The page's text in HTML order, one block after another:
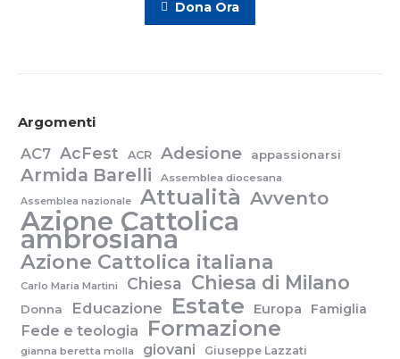
Dona Ora
Argomenti
AC7 AcFest ACR Adesione appassionarsi
Armida Barelli Assemblea diocesana
Assemblea nazionale Attualità Avvento
Azione Cattolica
ambrosiana
Azione Cattolica italiana
Carlo Maria Martini Chiesa Chiesa di Milano
Donna Educazione Estate Europa Famiglia
Fede e teologia Formazione
gianna beretta molla giovani Giuseppe Lazzati